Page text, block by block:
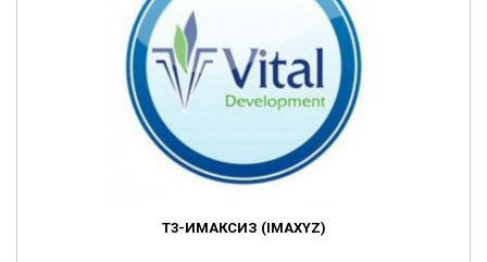
Т3-ИМАКСИЗ (IMAXYZ)